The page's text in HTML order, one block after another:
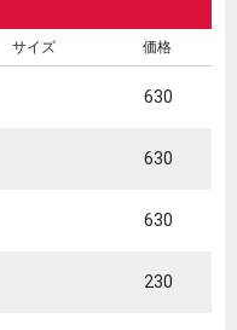
サイズ 価格
630
630
630
230